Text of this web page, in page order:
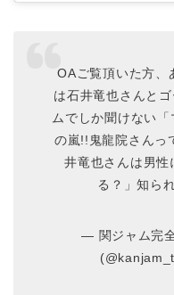
OAご覧頂いた方、
は石井竜也さんと
ムでしか聞けない
の嵐!!鬼龍院さんっ
井竜也さんは男性
る？」知ら
— 関ジャム完